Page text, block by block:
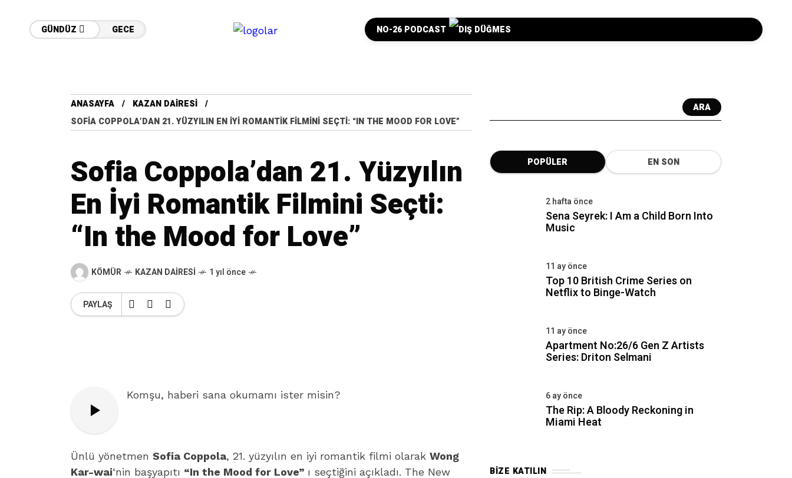
GÜNDÜZ GECE NO-26 PODCAST
ANASAYFA
KAZAN DAIRESI
SOFIA COPPOLA’DAN 21. YÜZYILIN EN İYI ROMANTIK FILMINI SEÇTI: “IN THE MOOD FOR LOVE”
Sofia Coppola’dan 21. Yüzyılın
En İyi Romantik Filmini Seçti:
“In the Mood for Love”
KÖMÜR KAZAN DAIRESI 1 yıl önce
PAYLAŞ
Komşu, haberi sana okumamı ister misin?
Ünlü yönetmen Sofia Coppola, 21. yüzyılın en iyi romantik filmi olarak Wong
Kar-wai‘nin başyapıtı “In the Mood for Love” ı seçtiğini açıkladı. The New
ARA
POPÜLER EN SON
2 hafta önce
Sena Seyrek: I Am a Child Born Into
Music
11 ay önce
Top 10 British Crime Series on
Netflix to Binge-Watch
11 ay önce
Apartment No:26/6 Gen Z Artists
Series: Driton Selmani
6 ay önce
The Rip: A Bloody Reckoning in
Miami Heat
BIZE KATILIN